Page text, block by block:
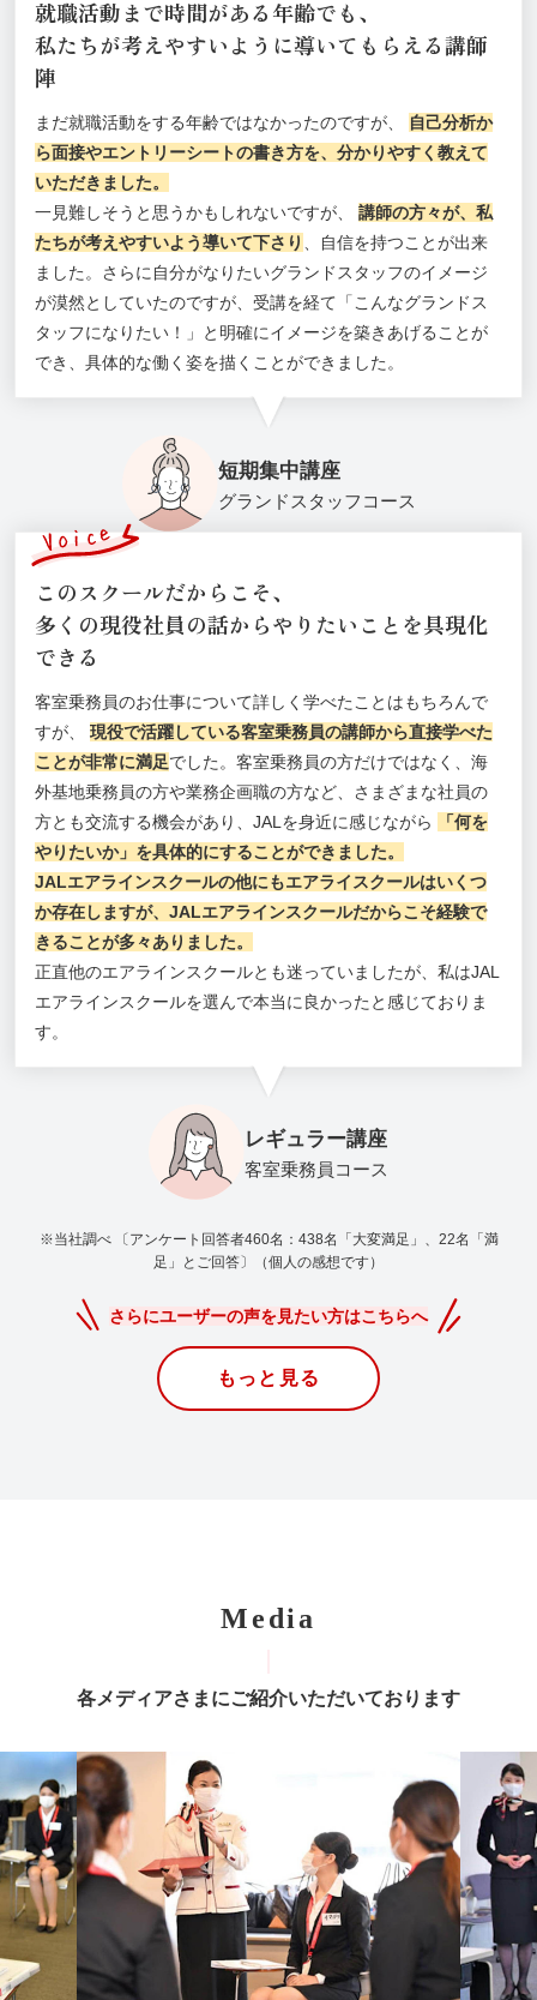
就職活動まで時間がある年齢でも、
私たちが考えやすいように導いてもらえる講師
陣
まだ就職活動をする年齢ではなかったのですが、
自己分析か
ら面接やエントリーシートの書き方を、分かりやすく教えて
いただきました。
一見難しそうと思うかもしれないですが、 講師の方々が、私
たちが考えやすいよう導いて下さり 、自信を持つことが出来
ました。さらに自分がなりたいグランドスタッフのイメージ
が漠然としていたのですが、受講を経て「こんなグランドス
タッフになりたい！」と明確にイメージを築きあげることが
でき、具体的な働く姿を描くことができました。
短期集中講座
グランドスタッフコース
このスクールだからこそ、
多くの現役社員の話からやりたいことを具現化
できる
客室乗務員のお仕事について詳しく学べたことはもちろんで
すが、 現役で活躍している客室乗務員の講師から直接学べた
ことが非常に満足でした。客室乗務員の方だけではなく、海
外基地乗務員の方や業務企画職の方など、さまざまな社員の
方とも交流する機会があり、JALを身近に感じながら
「何を
やりたいか」を具体的にすることができました。
JALエアラインスクールの他にもエアライスクールはいくつ
か存在しますが、JALエアラインスクールだからこそ経験で
きることが多々ありました。
正直他のエアラインスクールとも迷っていましたが、私はJAL
エアラインスクールを選んで本当に良かったと感じておりま
す。
レギュラー講座
客室乗務員コース
※当社調べ 〔アンケート回答者460名：438名「大変満足」、22名「満
足」とご回答〕（個人の感想です）
さらにユーザーの声を見たい方はこちらへ
もっと見る
Media
各メディアさまにご紹介いただいております